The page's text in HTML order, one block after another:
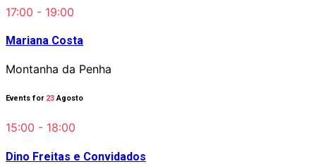
17:00 - 19:00
Mariana Costa
Montanha da Penha
Events for 23Agosto
15:00 - 18:00
Dino Freitas e Convidados